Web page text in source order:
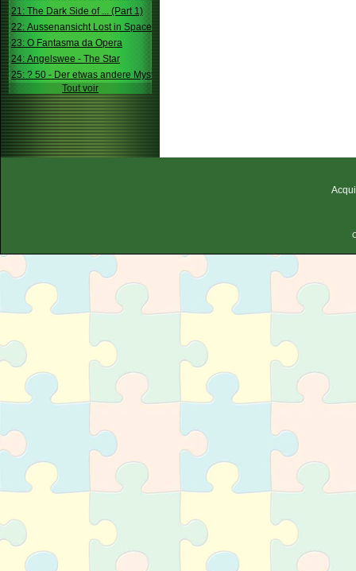
21: The Dark Side of ... (Part 1)
22: Aussenansicht Lost in Space
23: O Fantasma da Opera
24: Angelswee - The Star
25: ? 50 - Der etwas andere Mystery
Tout voir